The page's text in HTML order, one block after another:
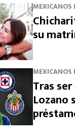
MEXICANOS
su
MEXICANOS
Tras
Lozano